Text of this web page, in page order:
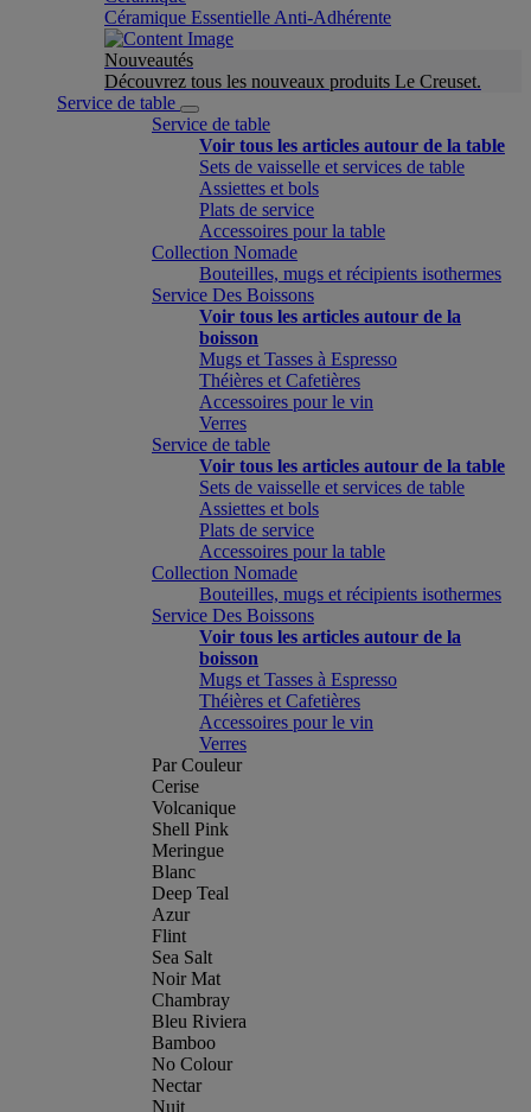
Céramique Essentielle Anti-Adhérente
Nouveautés
Découvrez tous les nouveaux produits Le Creuset.
Service de table
Service de table
Voir tous les articles autour de la table
Sets de vaisselle et services de table
Assiettes et bols
Plats de service
Accessoires pour la table
Collection Nomade
Bouteilles, mugs et récipients isothermes
Service Des Boissons
Voir tous les articles autour de la
boisson
Mugs et Tasses à Espresso
Théières et Cafetières
Accessoires pour le vin
Verres
Service de table
Voir tous les articles autour de la table
Sets de vaisselle et services de table
Assiettes et bols
Plats de service
Accessoires pour la table
Collection Nomade
Bouteilles, mugs et récipients isothermes
Service Des Boissons
Voir tous les articles autour de la
boisson
Mugs et Tasses à Espresso
Théières et Cafetières
Accessoires pour le vin
Verres
Par Couleur
Cerise
Volcanique
Shell Pink
Meringue
Blanc
Deep Teal
Azur
Flint
Sea Salt
Noir Mat
Chambray
Bleu Riviera
Bamboo
No Colour
Nectar
Nuit